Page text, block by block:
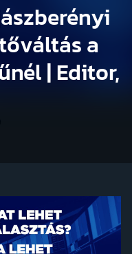
a
| Editor,